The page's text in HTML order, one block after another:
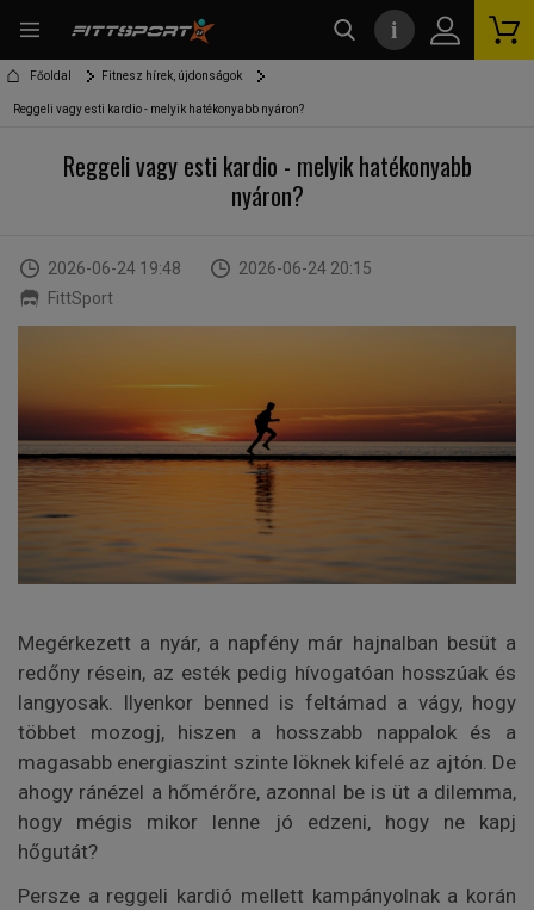
Főoldal Fitnesz hírek, újdonságok
Reggeli vagy esti kardio - melyik hatékonyabb nyáron?
Reggeli vagy esti kardio - melyik hatékonyabb
nyáron?
2026-06-24 19:48
2026-06-24 20:15
FittSport
Megérkezett a nyár, a napfény már hajnalban besüt a
redőny résein, az esték pedig hívogatóan hosszúak és
langyosak. Ilyenkor benned is feltámad a vágy, hogy
többet mozogj, hiszen a hosszabb nappalok és a
magasabb energiaszint szinte löknek kifelé az ajtón. De
ahogy ránézel a hőmérőre, azonnal be is üt a dilemma,
hogy mégis mikor lenne jó edzeni, hogy ne kapj
hőgutát?
Persze a reggeli kardió mellett kampányolnak a korán
i
kereső